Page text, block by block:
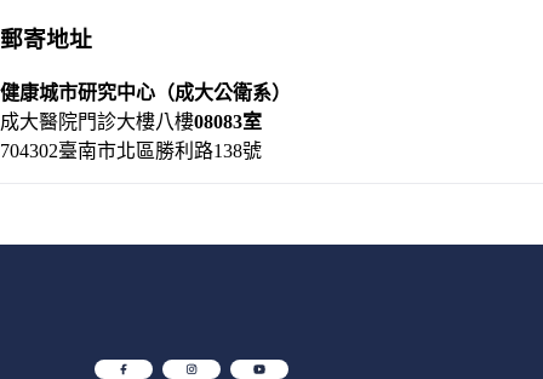
郵寄地址
健康城市研究中心 （成大公衛系）
成大醫院門診大樓八樓08083室
704302臺南市北區勝利路138號